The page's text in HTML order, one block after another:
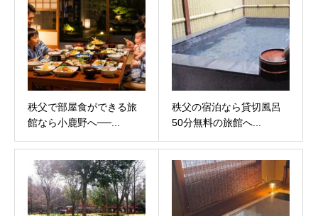
秩父で部屋食ができる旅
館なら小鹿野へ──...
秩父の宿泊なら貸切風呂
50分無料の旅館へ...